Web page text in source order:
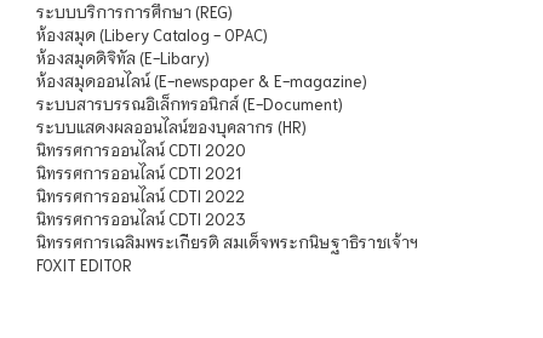
ระบบบริการการศึกษา (REG)
ห้องสมุด (Libery Catalog - OPAC)
ห้องสมุดดิจิทัล (E-Libary)
ห้องสมุดออนไลน์ (E-newspaper & E-magazine)
ระบบสารบรรณอิเล็กทรอนิกส์ (E-Document)
ระบบแสดงผลออนไลน์ของบุคลากร (HR)
นิทรรศการออนไลน์ CDTI 2020
นิทรรศการออนไลน์ CDTI 2021
นิทรรศการออนไลน์ CDTI 2022
นิทรรศการออนไลน์ CDTI 2023
นิทรรศการเฉลิมพระเกียรติ สมเด็จพระกนิษฐาธิราชเจ้าฯ
FOXIT EDITOR